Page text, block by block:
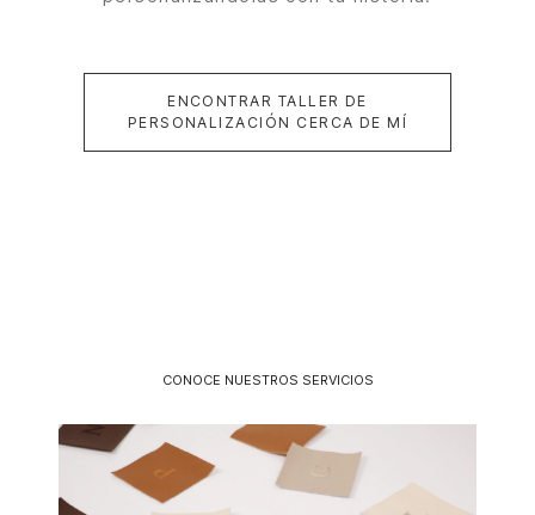
ENCONTRAR TALLER DE
PERSONALIZACIÓN CERCA DE MÍ
CONOCE NUESTROS SERVICIOS